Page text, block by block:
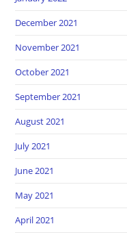
December 2021
November 2021
October 2021
September 2021
August 2021
July 2021
June 2021
May 2021
April 2021